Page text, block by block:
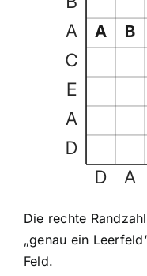
Die rechte
„genau ein
Feld.